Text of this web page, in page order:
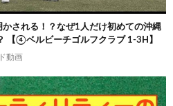
される！？なぜ1人だけ初めての沖縄
【④ベルビーチゴルフクラブ 1-3H】
動画